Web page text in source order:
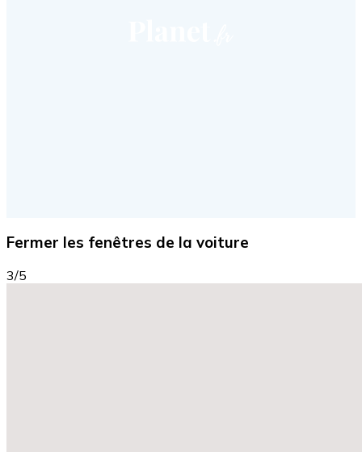
Fermer les fenêtres de la voiture
3/5